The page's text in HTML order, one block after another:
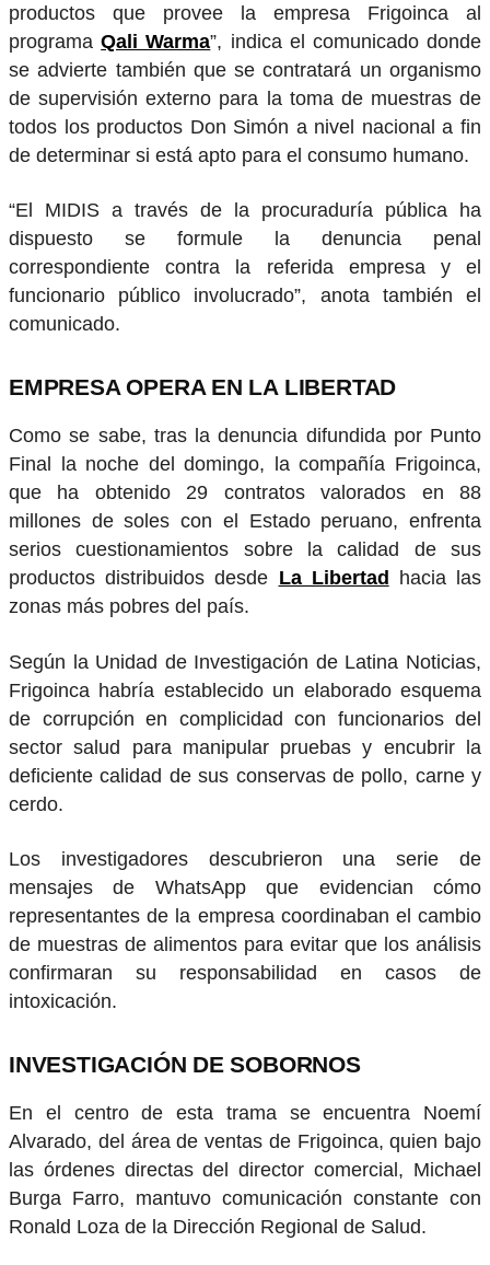
productos que provee la empresa Frigoinca al
programaQali Warma”, indica el comunicado donde
se advierte también que se contratará un organismo
de supervisión externo para la toma de muestras de
todos los productos Don Simón a nivel nacional a fin
de determinar si está apto para el consumo humano.
“El MIDIS a través de la procuraduría pública ha
dispuesto se formule la denuncia penal
correspondiente contra la referida empresa y el
funcionario público involucrado”, anota también el
comunicado.
EMPRESA OPERA EN LA LIBERTAD
Como se sabe, tras la denuncia difundida por Punto
Final la noche del domingo, la compañía Frigoinca,
que ha obtenido 29 contratos valorados en 88
millones de soles con el Estado peruano, enfrenta
serios cuestionamientos sobre la calidad de sus
productos distribuidos desde La Libertad
hacia las
zonas más pobres del país.
Según la Unidad de Investigación de Latina Noticias,
Frigoinca habría establecido un elaborado esquema
de corrupción en complicidad con funcionarios del
sector salud para manipular pruebas y encubrir la
deficiente calidad de sus conservas de pollo, carne y
cerdo.
Los investigadores descubrieron una serie de
mensajes de WhatsApp que evidencian cómo
representantes de la empresa coordinaban el cambio
de muestras de alimentos para evitar que los análisis
confirmaran su responsabilidad en casos de
intoxicación.
INVESTIGACIÓN DE SOBORNOS
En el centro de esta trama se encuentra Noemí
Alvarado, del área de ventas de Frigoinca, quien bajo
las órdenes directas del director comercial, Michael
Burga Farro, mantuvo comunicación constante con
Ronald Loza de la Dirección Regional de Salud.